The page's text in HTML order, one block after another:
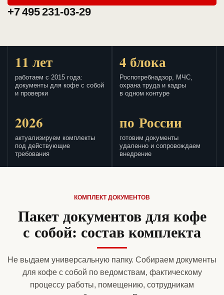
+7 495 231-03-29
11 лет
работаем с 2015 года:
документы для кофе с собой
и проверки
4 блока
Роспотребнадзор, МЧС,
охрана труда и кадры
в одном контуре
2026
актуализируем комплекты
под действующие
требования
по России
готовим документы
удаленно и сопровождаем
внедрение
КОМПЛЕКТ ДОКУМЕНТОВ
Пакет документов для кофе
с собой: состав комплекта
Не выдаем универсальную папку. Собираем документы
для кофе с собой по ведомствам, фактическому
процессу работы, помещению, сотрудникам